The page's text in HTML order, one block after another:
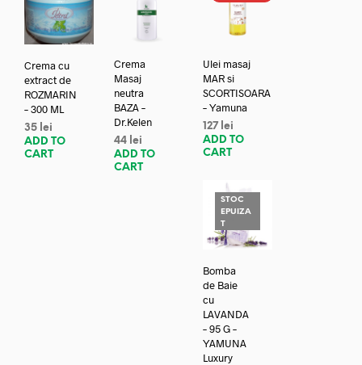
Crema cu
extract de
ROZMARIN
– 300 ML
35 lei
ADD TO
CART
Crema
Masaj
neutra
BAZA –
Dr.Kelen
44 lei
ADD TO
CART
Ulei masaj
MAR si
SCORTISOARA
– Yamuna
127 lei
ADD TO
CART
STOC
EPUIZA
T
Bomba
de Baie
cu
LAVANDA
– 95 G –
YAMUNA
Luxury